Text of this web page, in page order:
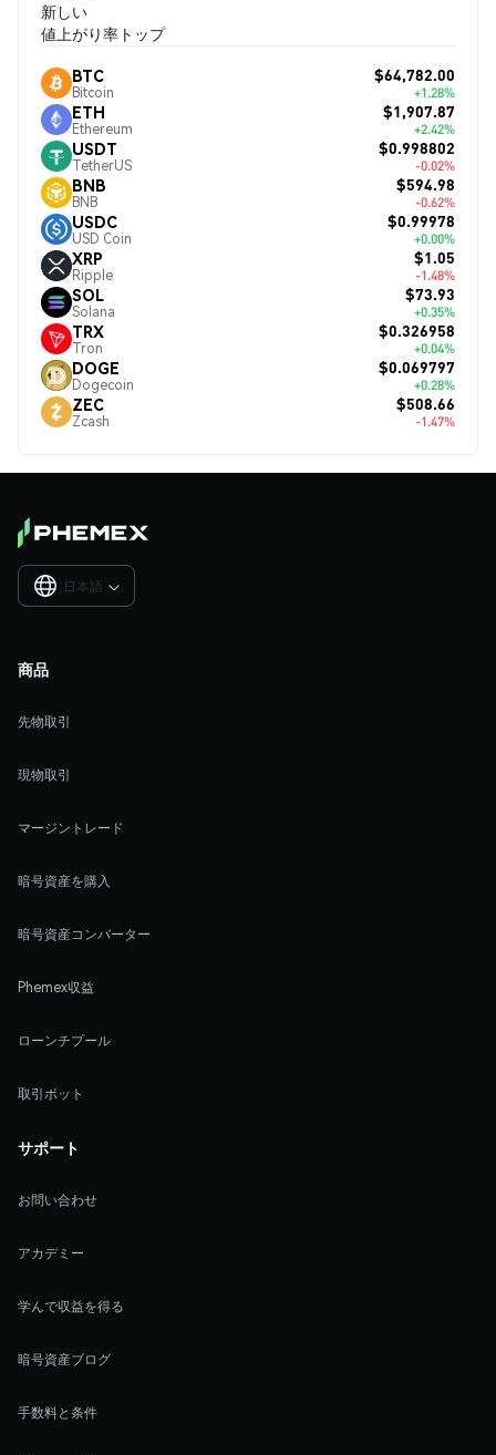
新しい
値上がり率トップ
BTC
Bitcoin
$64,782.00
+1.28%
ETH
Ethereum
$1,907.87
+2.42%
USDT
TetherUS
$0.998802
-0.02%
BNB
BNB
$594.98
-0.62%
USDC
USD Coin
$0.99978
+0.00%
XRP
Ripple
$1.05
-1.48%
SOL
Solana
$73.93
+0.35%
TRX
Tron
$0.326958
+0.04%
DOGE
Dogecoin
$0.069797
+0.28%
ZEC
Zcash
$508.66
-1.47%
日本語 
商品
先物取引
現物取引
マージントレード
暗号資産を購入
暗号資産コンバーター
Phemex収益
ローンチプール
取引ボット
サポート
お問い合わせ
アカデミー
学んで収益を得る
暗号資産ブログ
手数料と条件